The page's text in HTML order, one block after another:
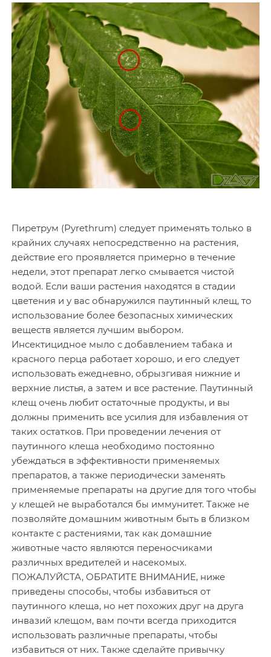
Пиретрум (Pyrethrum) следует применять только в
крайних случаях непосредственно на растения,
действие его проявляется примерно в течение
недели, этот препарат легко смывается чистой
водой. Если ваши растения находятся в стадии
цветения и у вас обнаружился паутинный клещ, то
использование более безопасных химических
веществ является лучшим выбором.
Инсектицидное мыло с добавлением табака и
красного перца работает хорошо, и его следует
использовать ежедневно, обрызгивая нижние и
верхние листья, а затем и все растение. Паутинный
клещ очень любит остаточные продукты, и вы
должны применить все усилия для избавления от
таких остатков. При проведении лечения от
паутинного клеща необходимо постоянно
убеждаться в эффективности применяемых
препаратов, а также периодически заменять
применяемые препараты на другие для того чтобы
у клещей не выработался бы иммунитет. Также не
позволяйте домашним животным быть в близком
контакте с растениями, так как домашние
животные часто являются переносчиками
различных вредителей и насекомых.
ПОЖАЛУЙСТА, ОБРАТИТЕ ВНИМАНИЕ, ниже
приведены способы, чтобы избавиться от
паутинного клеща, но нет похожих друг на друга
инвазий клещом, вам почти всегда приходится
использовать различные препараты, чтобы
избавиться от них. Также сделайте привычку